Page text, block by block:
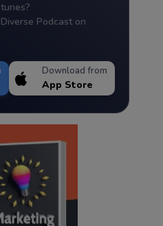
Podcast on
Download from
App Store